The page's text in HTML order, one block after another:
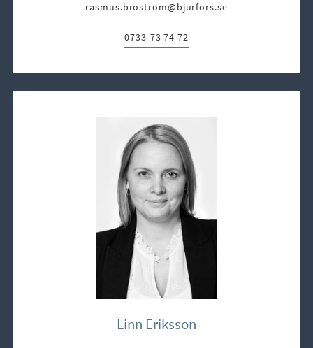
E-post:
rasmus.brostrom@bjurfors.se
Telefon:
0733-73 74 72
Linn Eriksson